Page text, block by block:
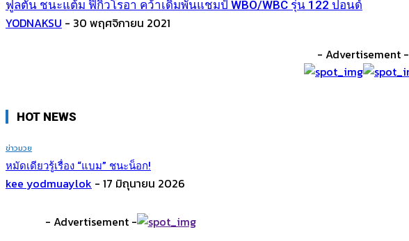
ฟูลตัน ชนะแต้ม ฟิกิวโรอา คว้าเดิมพันแชมป์ WBO/WBC รุ่น 122 ปอนด์
YODNAKSU - 30 พฤศจิกายน 2021
- Advertisement -
HOT NEWS
ข่าวมวย
หมัดเดียวรู้เรื่อง​ “แบม” ชนะน็อก!
kee yodmuaylok - 17 มิถุนายน 2026
- Advertisement -